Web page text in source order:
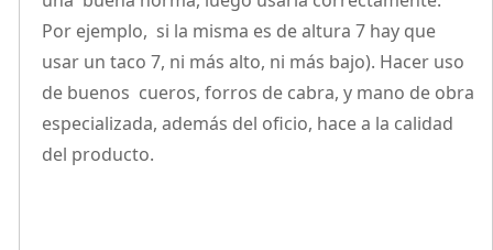
Por ejemplo, si la misma es de altura 7 hay que
usar un taco 7, ni más alto, ni más bajo). Hacer uso
de buenos cueros, forros de cabra, y mano de obra
especializada, además del oficio, hace a la calidad
del producto.